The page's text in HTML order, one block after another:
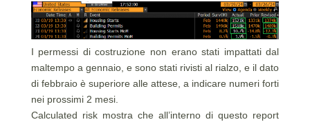
I permessi di costruzione non erano stati impattati dal
maltempo a gennaio, e sono stati rivisti al rialzo, e il dato
di febbraio è superiore alle attese, a indicare numeri forti
nei prossimi 2 mesi.
Calculated risk mostra che all’interno di questo report